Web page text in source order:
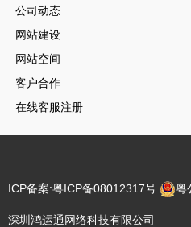
公司动态
网站建设
网站空间
客户合作
在线客服注册
ICP备案:粤ICP备08012317号 粤
深圳鸿运通网络科技有限公司